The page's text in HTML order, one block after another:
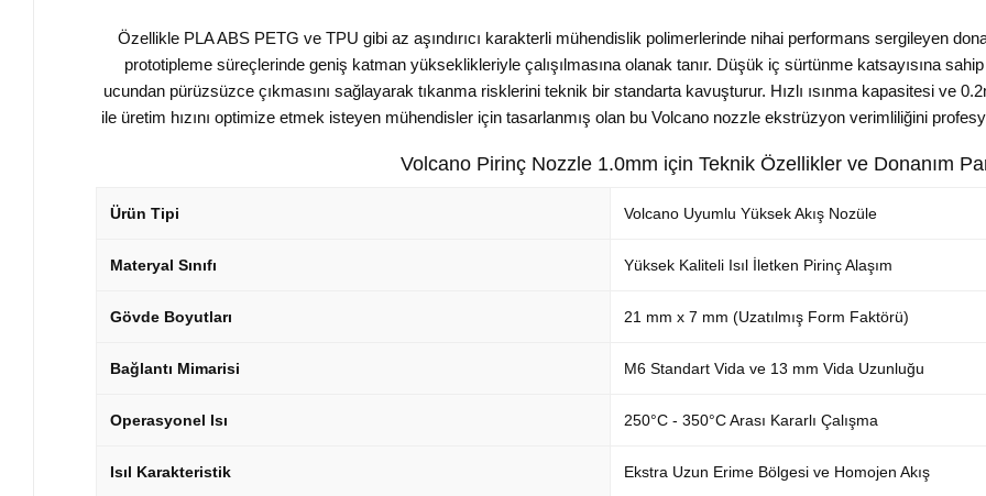
Özellikle PLA ABS PETG ve TPU gibi az aşındırıcı karakterli mühendislik polimerlerinde nihai performans sergileyen
prototipleme süreçlerinde geniş katman yükseklikleriyle çalışılmasına olanak tanır. Düşük iç sürtünme katsayısına
ucundan pürüzsüzce çıkmasını sağlayarak tıkanma risklerini teknik bir standarta kavuşturur. Hızlı ısınma kapasitesi ve
ile üretim hızını optimize etmek isteyen mühendisler için tasarlanmış olan bu Volcano nozzle ekstrüzyon verimliliğini
Volcano Pirinç Nozzle 1.0mm için Teknik Özellikler ve Donanım
Ürün Tipi Volcano Uyumlu Yüksek Akış Nozüle
Materyal Sınıfı Yüksek Kaliteli Isıl İletken Pirinç Alaşım
Gövde Boyutları 21 mm x 7 mm (Uzatılmış Form Faktörü)
Bağlantı Mimarisi M6 Standart Vida ve 13 mm Vida Uzunluğu
Operasyonel Isı 250°C - 350°C Arası Kararlı Çalışma
Isıl Karakteristik Ekstra Uzun Erime Bölgesi ve Homojen Akış